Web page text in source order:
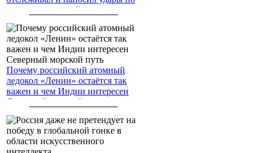
американским войскам
Почему российский атомный
ледокол «Ленин» остаётся так
важен и чем Индии интересен
Северный морской путь